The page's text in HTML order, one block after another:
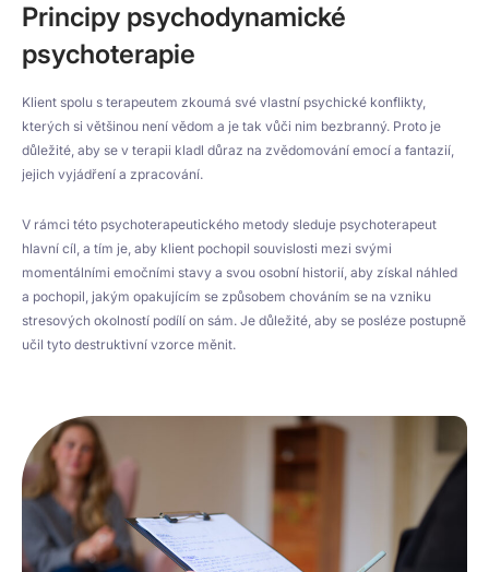
Principy psychodynamické
psychoterapie
Klient spolu s terapeutem zkoumá své vlastní psychické konflikty,
kterých si většinou není vědom a je tak vůči nim bezbranný. Proto je
důležité, aby se v terapii kladl důraz na zvědomování emocí a fantazií,
jejich vyjádření a zpracování.
V rámci této psychoterapeutického metody sleduje psychoterapeut
hlavní cíl, a tím je, aby klient pochopil souvislosti mezi svými
momentálními emočními stavy a svou osobní historií, aby získal náhled
a pochopil, jakým opakujícím se způsobem chováním se na vzniku
stresových okolností podílí on sám. Je důležité, aby se posléze postupně
učil tyto destruktivní vzorce měnit.